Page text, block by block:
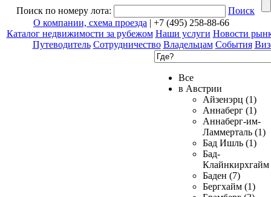
Поиск по номеру лота:
Поиск
О компании, схема проезда | +7 (495) 258-88-66
Каталог недвижимости за рубежом Наши услуги Новости
Путеводитель Сотрудничество Владельцам События
Все
в Австрии
Айзенэрц (1)
Аннаберг (1)
Аннаберг-им-
Ламмерталь (1)
Бад Ишль (1)
Бад-
Клайнкирхгайм
Баден (7)
Бергхайм (1)